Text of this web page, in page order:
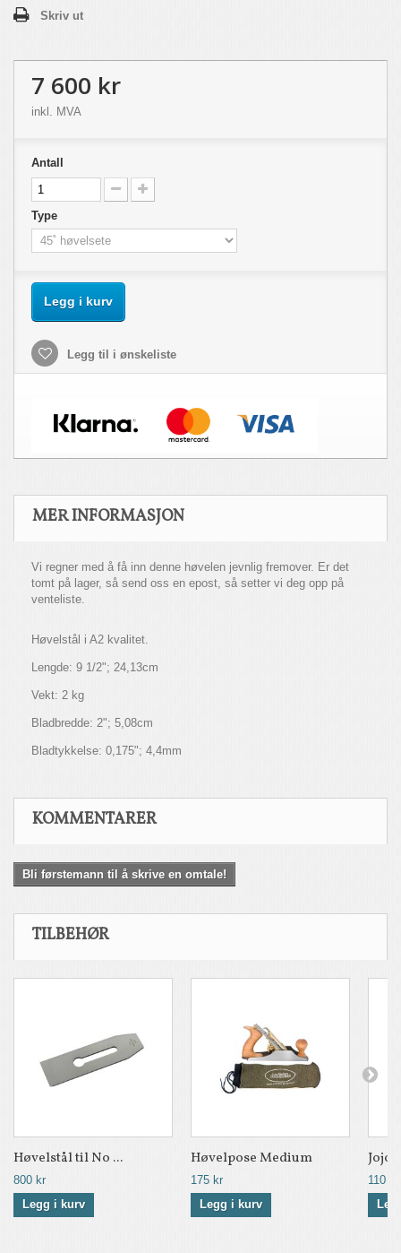
Skriv ut
7 600 kr
inkl. MVA
Antall
Type
Legg i kurv
Legg til i ønskeliste
MER INFORMASJON
Vi regner med å få inn denne høvelen jevnlig fremover. Er det
tomt på lager, så send oss en epost, så setter vi deg opp på
venteliste.
Høvelstål i A2 kvalitet.
Lengde: 9 1/2"; 24,13cm
Vekt: 2 kg
Bladbredde: 2"; 5,08cm
Bladtykkelse: 0,175"; 4,4mm
KOMMENTARER
Bli førstemann til å skrive en omtale!
TILBEHØR
Høvelstål til No ...
800 kr
Legg i kurv
Høvelpose Medium
175 kr
Legg i kurv
110 kr